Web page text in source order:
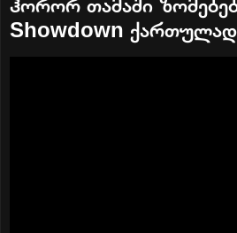
Showdown ქართულად